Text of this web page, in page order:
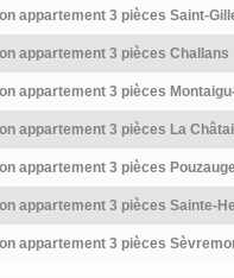
appartement 3 pièces Saint-
appartement 3 pièces Challans
appartement 3 pièces
appartement 3 pièces La
appartement 3 pièces
appartement 3 pièces Sainte-
appartement 3 pièces